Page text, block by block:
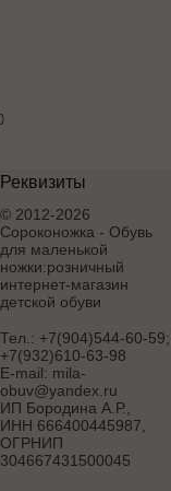
Реквизиты
© 2012-2026
Сороконожка - Обувь
для маленькой
ножки:розничный
интернет-магазин
детской обуви
Тел.: +7(904)544-60-59;
+7(932)610-63-98
E-mail: mila-
obuv@yandex.ru
ИП Бородина А.Р.
ИНН 666400445987,
ОГРНИП
304667431500045